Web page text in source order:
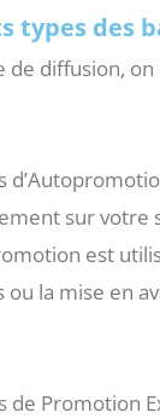
types des
de diffusion,
sur votre
est
la mise en
de Promotion